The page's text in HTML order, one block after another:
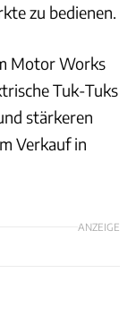
zu bedienen.
Motor Works
Tuk-Tuks
stärkeren
Verkauf in
ANZEIGE